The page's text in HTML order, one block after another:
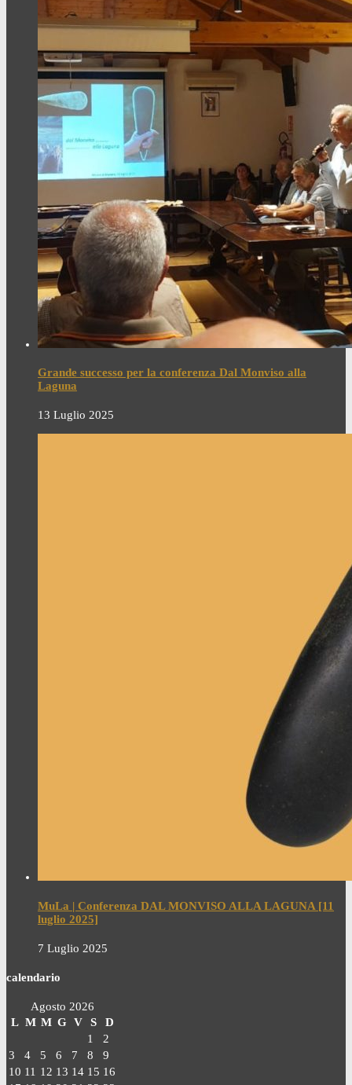
Grande successo per la conferenza Dal Monviso alla
Laguna
13 Luglio 2025
MuLa | Conferenza DAL MONVISO ALLA LAGUNA [11
luglio 2025]
7 Luglio 2025
calendario
Agosto 2026
L M M G V S
D
1
2
3
4 5 6 7 8
9
10 11 12 13 14 15 16